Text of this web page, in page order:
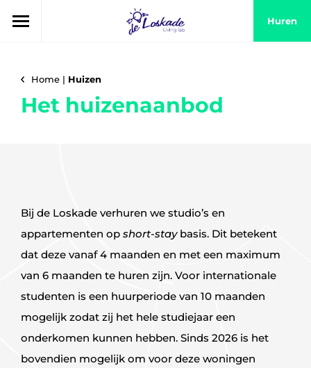
Huren
Home | Huizen
Het huizenaanbod
Bij de Loskade verhuren we studio’s en
appartementen op short-staybasis. Dit betekent
dat deze vanaf 4 maanden en met een maximum
van 6 maanden te huren zijn. Voor internationale
studenten is een huurperiode van 10 maanden
mogelijk zodat zij het hele studiejaar een
onderkomen kunnen hebben. Sinds 2026 is het
bovendien mogelijk om voor deze woningen